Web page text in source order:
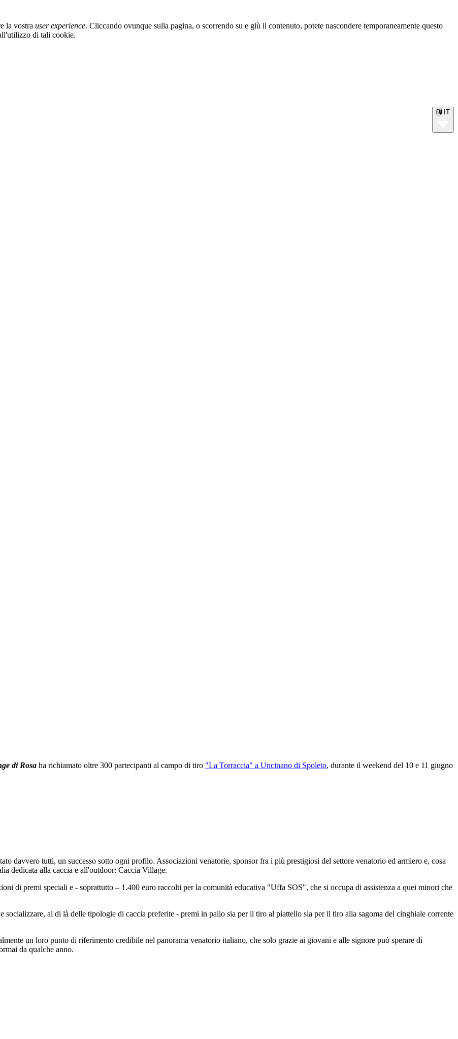
la vostra user experience. Cliccando ovunque sulla pagina, o scorrendo su e giù il contenuto, potete nascondere temporaneamente questo
di tali cookie.
IT
di Rosa ha richiamato oltre 300 partecipanti al campo di tiro "La Torraccia" a Uncinano di Spoleto, durante il weekend del 10 e 11 giugno
davvero tutti, un successo sotto ogni profilo. Associazioni venatorie, sponsor fra i più prestigiosi del settore venatorio ed armiero e, cosa
dedicata alla caccia e all'outdoor: Caccia Village.
di premi speciali e - soprattutto – 1.400 euro raccolti per la comunità educativa "Uffa SOS", che si occupa di assistenza a quei minori che
socializzare, al di là delle tipologie di caccia preferite - premi in palio sia per il tiro al piattello sia per il tiro alla sagoma del cinghiale corrente
un loro punto di riferimento credibile nel panorama venatorio italiano, che solo grazie ai giovani e alle signore può sperare di
da qualche anno.